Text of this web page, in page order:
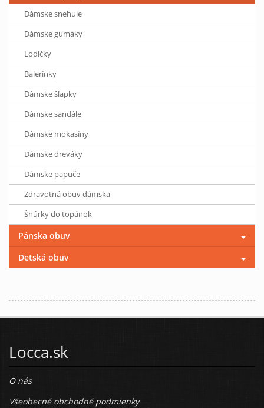
Dámske snehule
Dámske gumáky
Lodičky
Balerínky
Dámske šľapky
Dámske sandále
Dámske mokasíny
Dámske dreváky
Dámske papuče
Zdravotná obuv dámska
Šnúrky do topánok
Pánska obuv
Detská obuv
Locca.sk
O nás
Všeobecné obchodné podmienky